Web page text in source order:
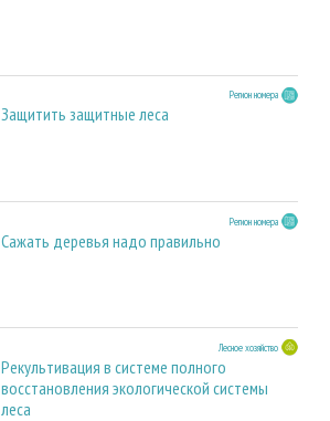
Регион номера
Защитить защитные леса
Регион номера
Сажать деревья надо правильно
Лесное хозяйство
Рекультивация в системе полного
восстановления экологической системы
леса